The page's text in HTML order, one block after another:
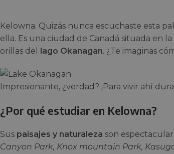
Kelowna. Quizás nunca escuchaste esta
ella. Es una ciudad de Canadá situada en
orillas del lago Okanagan. ¿Te imaginas
Impresionante, ¿verdad? ¡Para vivir ahí
¿Por qué estudiar en Kelowna?
Sus paisajes y naturaleza son
Canyon Park, Knox mountain Park,